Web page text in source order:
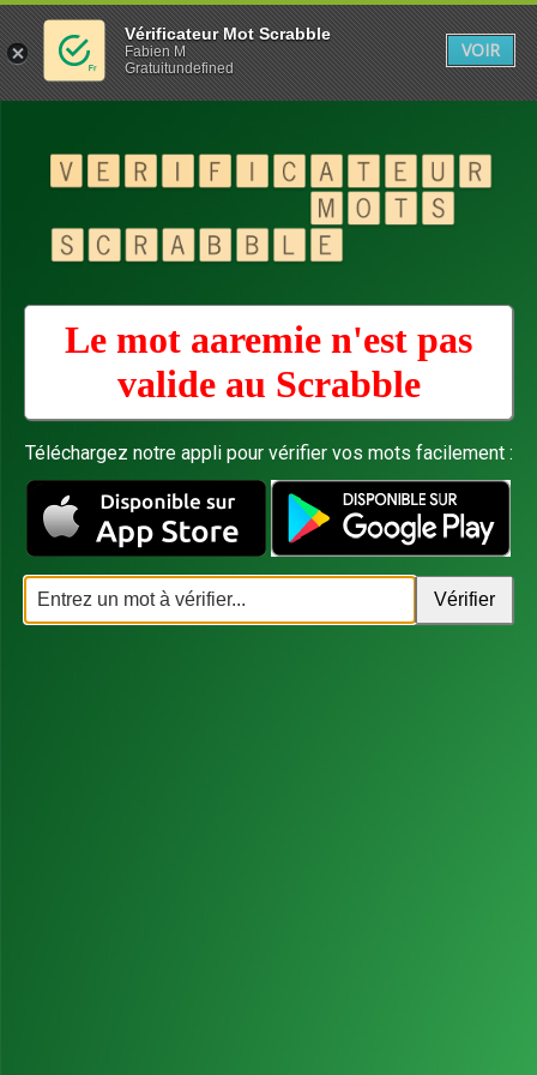
Le mot aaremie n'est pas
valide au Scrabble
Téléchargez notre appli pour vérifier vos mots facilement :
Vérificateur Mot Scrabble
Fabien M
Gratuitundefined
VOIR